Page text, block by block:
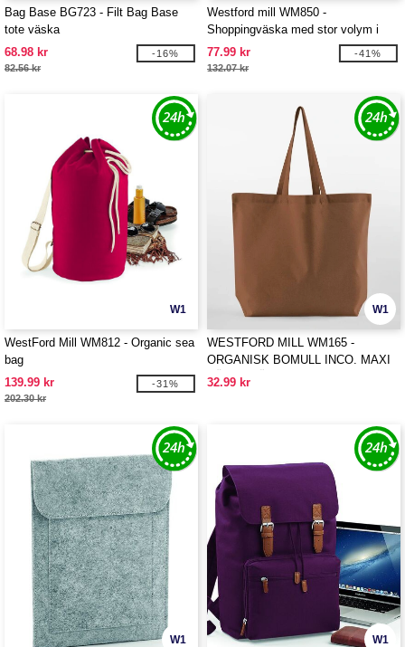
Bag Base BG723 - Filt Bag Base
tote väska
68.98 kr
82.56 kr
-16%
Westford mill WM850 -
Shoppingväska med stor volym i
ekologisk bomull
77.99 kr
132.07 kr
-41%
W1
WestFord Mill WM812 - Organic sea
bag
139.99 kr
202.30 kr
-31%
W1
WESTFORD MILL WM165 -
ORGANISK BOMULL INCO. MAXI
VÄSKA FÖR LIVET
32.99 kr
W1 W1